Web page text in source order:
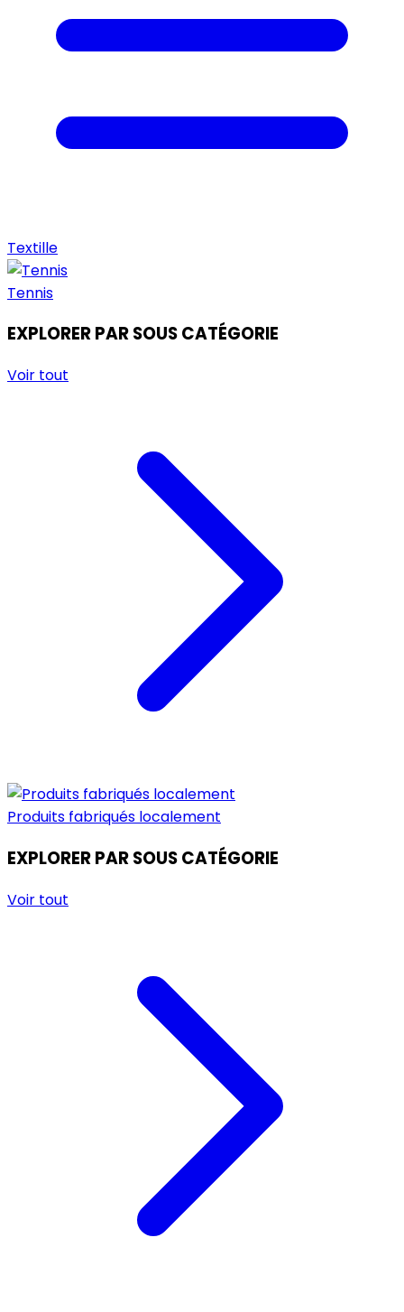
Textille
Tennis
EXPLORER PAR SOUS CATÉGORIE
Voir tout
Produits fabriqués localement
EXPLORER PAR SOUS CATÉGORIE
Voir tout